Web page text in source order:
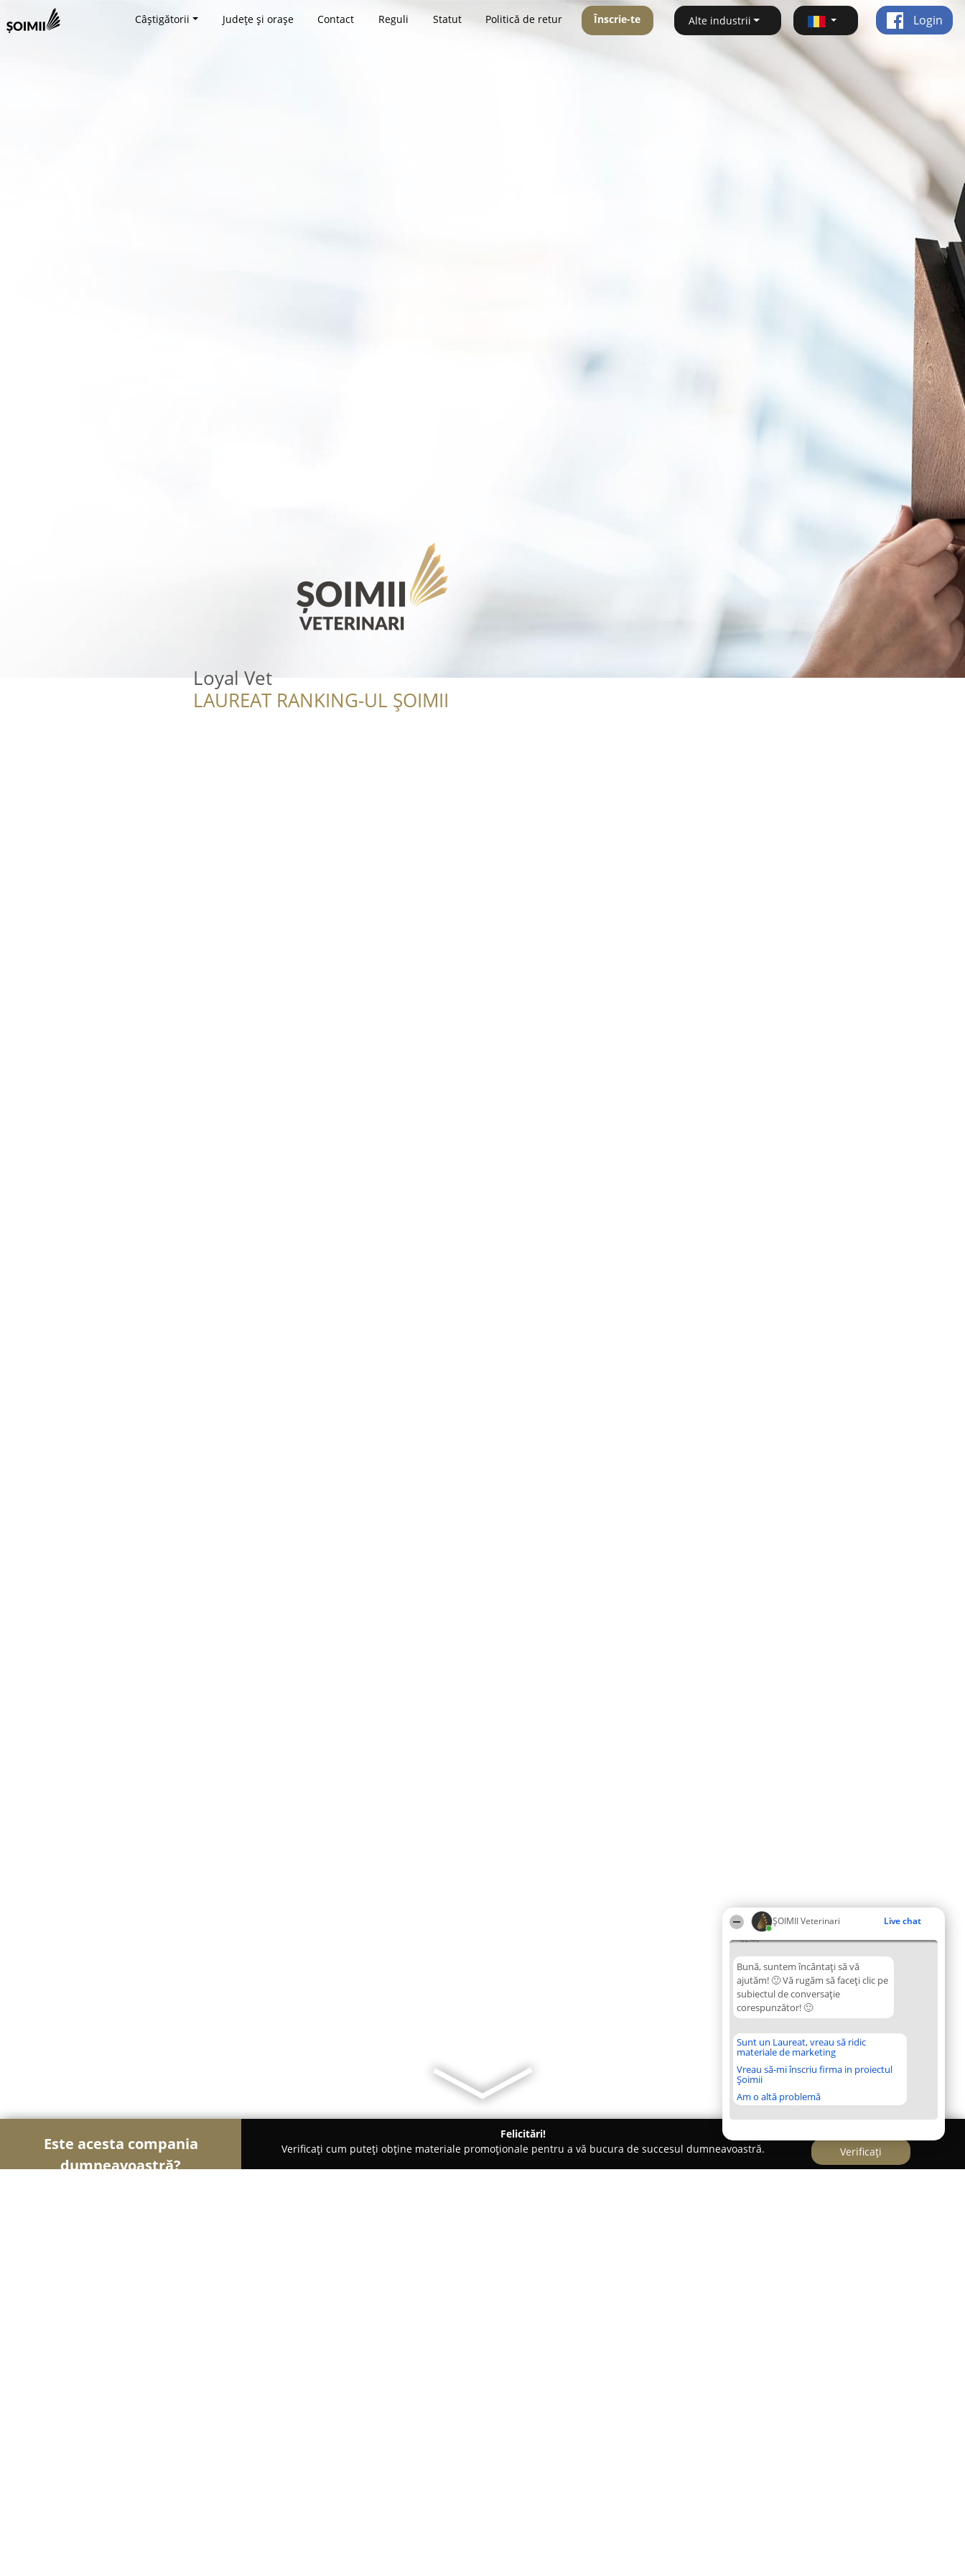
ȘOIMII Veterinari Live chat
02:46
Bună, suntem încântați să vă
ajutăm! 🙂 Vă rugăm să faceți clic pe
subiectul de conversație
corespunzător! 🙂
Sunt un Laureat, vreau să ridic
materiale de marketing
Vreau să-mi înscriu firma in proiectul
Șoimii
Am o altă problemă
Câștigătorii Județe și orașe Contact Reguli Statut Politică de retur Înscrie-te Alte industrii Login
Loyal Vet
LAUREAT RANKING-UL ȘOIMII
Este acesta compania
dumneavoastră?
Felicitări!
Verificați cum puteți obține materiale promoționale pentru a vă bucura de succesul dumneavoastră.
Verificați